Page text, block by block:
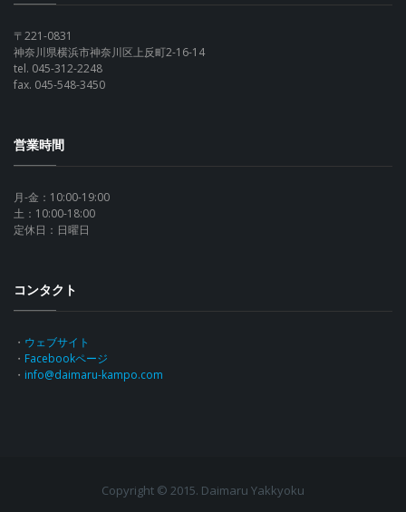
〒221-0831
神奈川県横浜市神奈川区上反町2-16-14
tel. 045-312-2248
fax. 045-548-3450
営業時間
月-金：10:00-19:00
土：10:00-18:00
定休日：日曜日
コンタクト
・ ウェブサイト
・ Facebookページ
・ info@daimaru-kampo.com
Copyright © 2015. Daimaru Yakkyoku